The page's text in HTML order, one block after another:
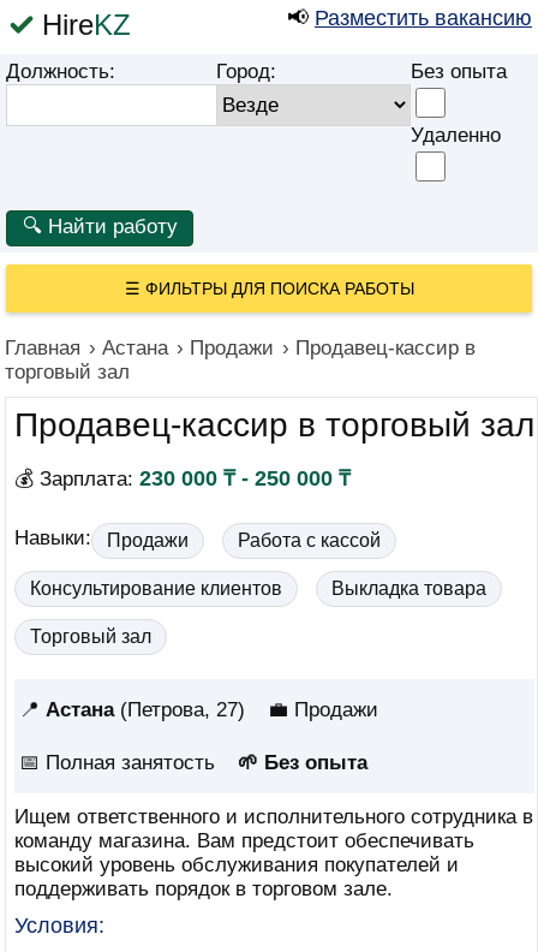
HireKZ 📢 Разместить вакансию
Должность: Город: Без опыта
Удаленно
☰ ФИЛЬТРЫ ДЛЯ ПОИСКА РАБОТЫ
Главная › Астана › Продажи › Продавец-кассир в
торговый зал
Продавец-кассир в торговый зал
💰 Зарплата: 230 000 ₸ - 250 000 ₸
Навыки: Продажи Работа с кассой
Консультирование клиентов Выкладка товара
Торговый зал
📍 Астана(Петрова, 27) 💼 Продажи
📅 Полная занятость 🌱 Без опыта
Ищем ответственного и исполнительного сотрудника в
команду магазина. Вам предстоит обеспечивать
высокий уровень обслуживания покупателей и
поддерживать порядок в торговом зале.
Условия: